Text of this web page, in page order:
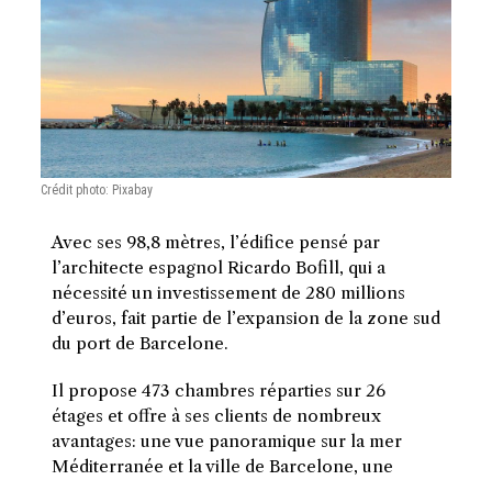
Crédit photo: Pixabay
Avec ses 98,8 mètres, l’édifice pensé par
l’architecte espagnol Ricardo Bofill, qui a
nécessité un investissement de 280 millions
d’euros, fait partie de l’expansion de la zone sud
du port de Barcelone.
Il propose 473 chambres réparties sur 26
étages et offre à ses clients de nombreux
avantages: une vue panoramique sur la mer
Méditerranée et la ville de Barcelone, une